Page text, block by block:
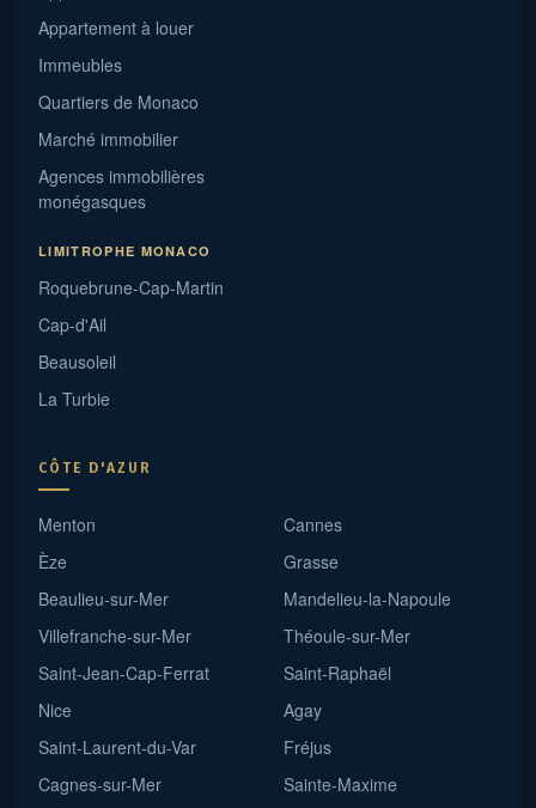
Appartement à louer
Immeubles
Quartiers de Monaco
Marché immobilier
Agences immobilières
monégasques
LIMITROPHE MONACO
Roquebrune-Cap-Martin
Cap-d'Ail
Beausoleil
La Turbie
CÔTE D'AZUR
Menton
Èze
Beaulieu-sur-Mer
Villefranche-sur-Mer
Saint-Jean-Cap-Ferrat
Nice
Saint-Laurent-du-Var
Cagnes-sur-Mer
Cannes
Grasse
Mandelieu-la-Napoule
Théoule-sur-Mer
Saint-Raphaël
Agay
Fréjus
Sainte-Maxime